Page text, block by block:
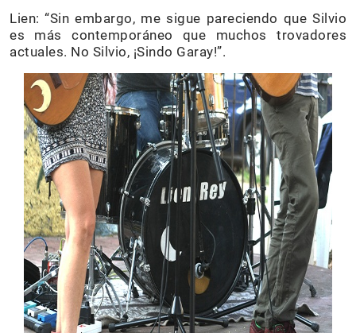
Lien: “Sin embargo, me sigue pareciendo que Silvio
es más contemporáneo que muchos trovadores
actuales. No Silvio, ¡Sindo Garay!”.